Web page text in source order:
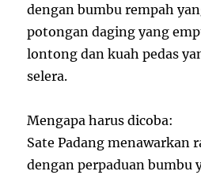
dengan bumbu rempah
potongan daging yang
lontong dan kuah pedas
selera.
Mengapa harus dicoba:
Sate Padang menawarkan
dengan perpaduan bumbu